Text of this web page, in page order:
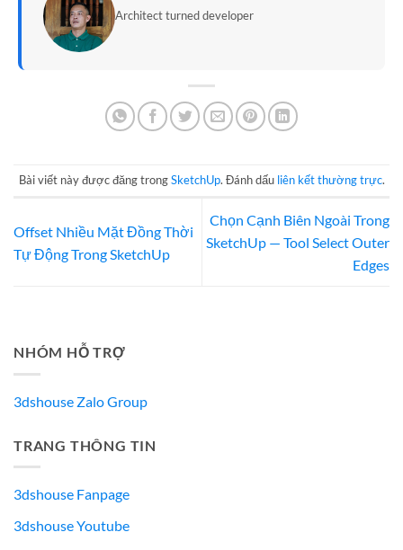
Architect turned developer
Bài viết này được đăng trongSketchUp. Đánh dấu liên kết thường trực.
Offset Nhiều Mặt Đồng Thời
Tự Động Trong SketchUp
Chọn Cạnh Biên Ngoài Trong
SketchUp — Tool Select Outer
Edges
NHÓM HỖ TRỢ
3dshouse Zalo Group
TRANG THÔNG TIN
3dshouse Fanpage
3dshouse Youtube